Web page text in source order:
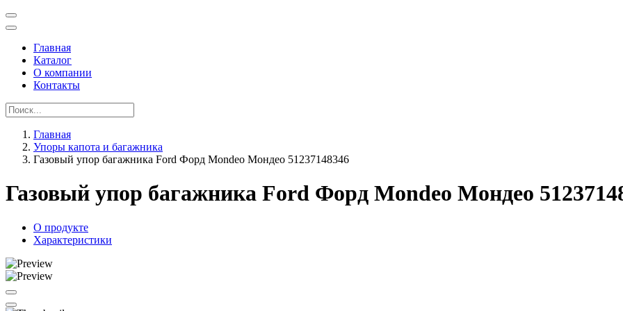
Главная
Каталог
О компании
Контакты
Главная
Упоры капота и багажника
Газовый упор багажника Ford Форд Mondeo Мондео 51237148346
Газовый упор багажника Ford Форд Mondeo Мондео
О продукте
Характеристики